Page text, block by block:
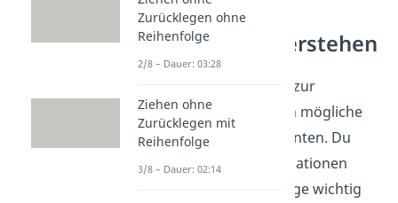
Kombinatorik verstehen
Permutationen gehören zur
Kombinatorik und zählen mögliche
Anordnungen von Elementen. Du
ordnest typische Zählsituationen
danach, ob die Reihenfolge wichtig
Zurücklegen ohne
Reihenfolge
2/8 – Dauer: 03:28
Ziehen ohne
Zurücklegen mit
Reihenfolge
3/8 – Dauer: 02:14